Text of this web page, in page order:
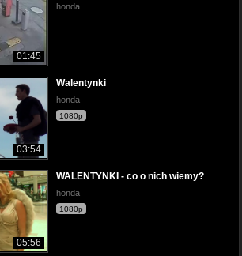
01:45
honda
03:54
Walentynki
honda
1080p
05:56
WALENTYNKI - co o nich wiemy?
honda
1080p